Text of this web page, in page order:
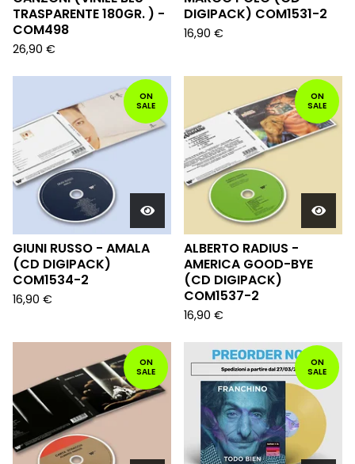
TRASPARENTE 180GR. ) -
COM498
26,90 €
DIGIPACK) COM1531-2
16,90 €
ON
SALE
GIUNI RUSSO - AMALA
(CD DIGIPACK)
COM1534-2
16,90 €
ON
SALE
ALBERTO RADIUS -
AMERICA GOOD-BYE
(CD DIGIPACK)
COM1537-2
16,90 €
ON
SALE
ON
SALE